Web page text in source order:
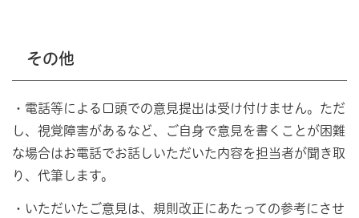
その他
・電話等による口頭での意見提出は受け付けません。ただ
し、視覚障害があるなど、ご自身で意見を書くことが困難
な場合はお電話でお話しいただいた内容を担当者が聞き取
り、代筆します。
・いただいたご意見は、規則改正にあたっての参考にさせ